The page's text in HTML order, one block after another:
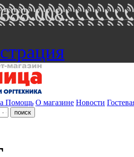
008.
Помощь О магазине Новости